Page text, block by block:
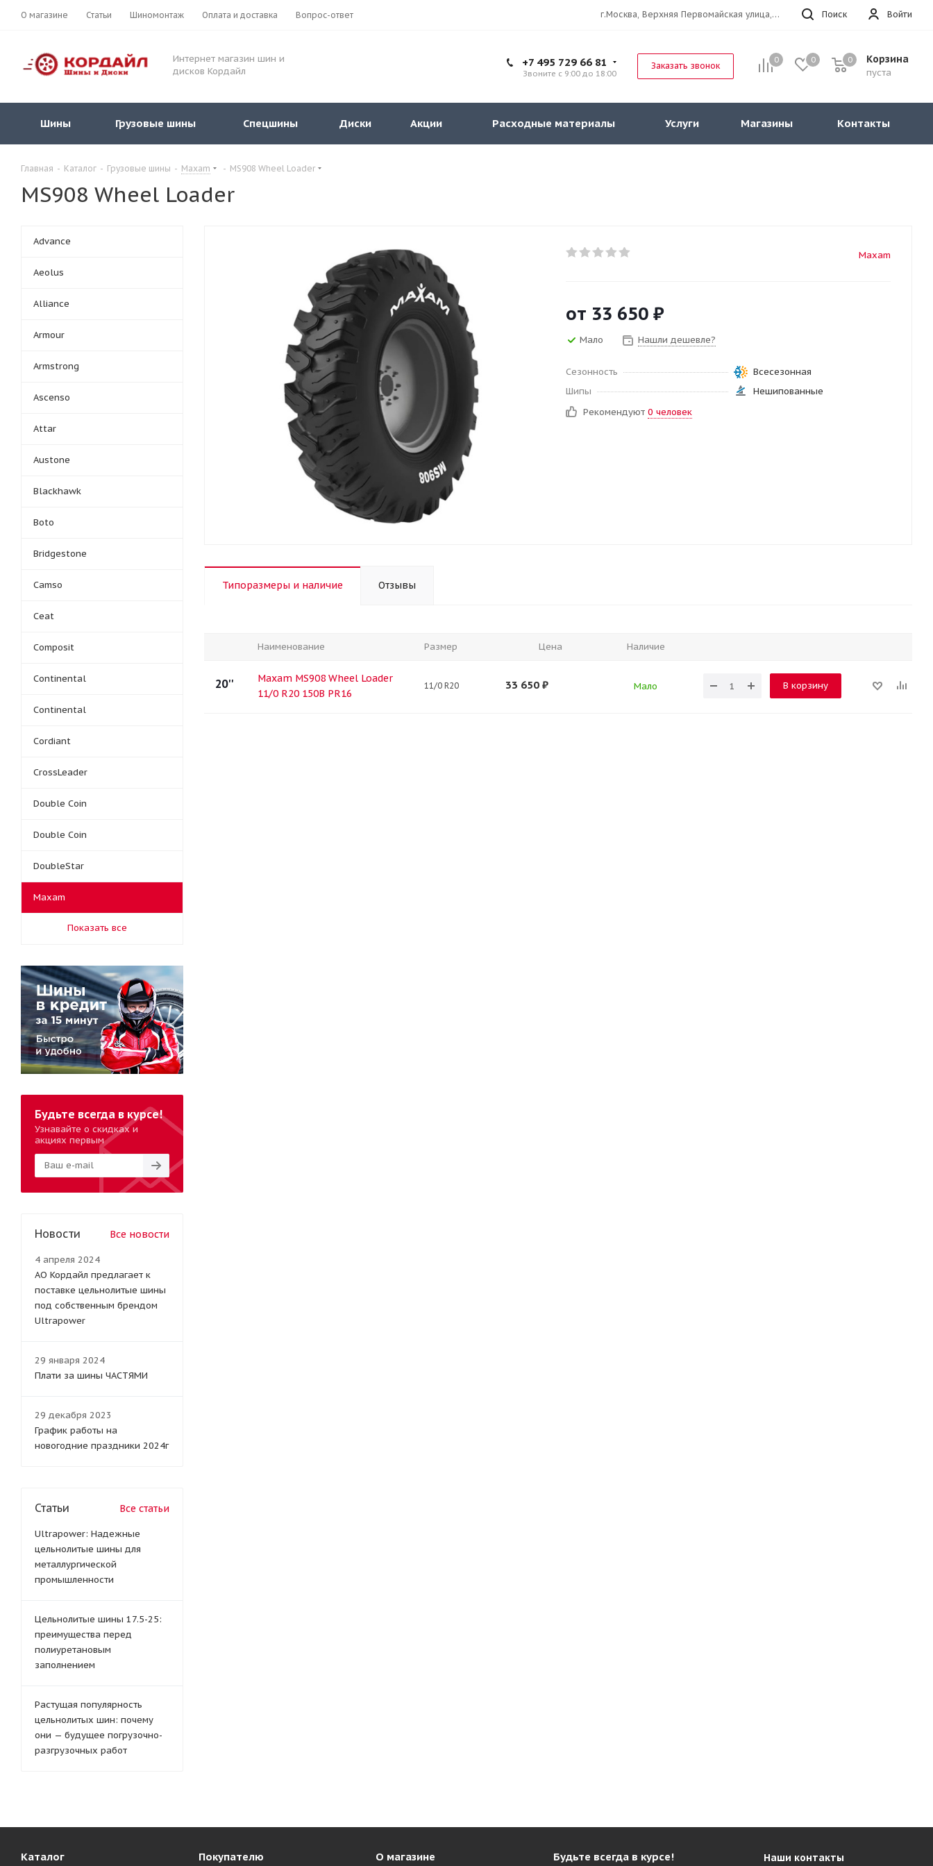
О магазине Статьи Шиномонтаж Оплата и доставка Вопрос-ответ Войти
Поиск
г.Москва, Верхняя Первомайская улица, 47к11 офис 214
Интернет магазин шин и
дисков Кордайл
0 0 Корзина
пуста
0
+7 495 729 66 81
Звоните с 9:00 до 18:00
Заказать звонок
Шины Грузовые шины Спецшины Диски Акции Расходные материалы Услуги Магазины Контакты
Главная - Каталог - Грузовые шины - Maxam - MS908 Wheel Loader
MS908 Wheel Loader
Maxam
от 33 650 ₽
Мало Нашли дешевле?
Сезонность
Всесезонная
Шипы
Нешипованные
Рекомендуют 0 человек
Типоразмеры и наличие Отзывы
Наименование Размер Цена Наличие
20''
Maxam MS908 Wheel Loader
11/0 R20 150B PR16
11/0 R20 33 650 ₽ Мало В корзину
Advance
Aeolus
Alliance
Armour
Armstrong
Ascenso
Attar
Austone
Blackhawk
Boto
Bridgestone
Camso
Ceat
Composit
Continental
Continental
Cordiant
CrossLeader
Double Coin
Double Coin
DoubleStar
Maxam
Показать все
Будьте всегда в курсе!
Узнавайте о скидках и
акциях первым
Новости Все новости
4 апреля 2024
АО Кордайл предлагает к
поставке цельнолитые шины
под собственным брендом
Ultrapower
29 января 2024
Плати за шины ЧАСТЯМИ
29 декабря 2023
График работы на
новогодние праздники 2024г
Статьи Все статьи
Ultrapower: Надежные
цельнолитые шины для
металлургической
промышленности
Цельнолитые шины 17.5-25:
преимущества перед
полиуретановым
заполнением
Растущая популярность
цельнолитых шин: почему
они — будущее погрузочно-
разгрузочных работ
Каталог Покупателю О магазине Будьте всегда в курсе! Наши контакты